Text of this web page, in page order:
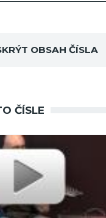
OBSAH ČÍSLA
ČÍSLE